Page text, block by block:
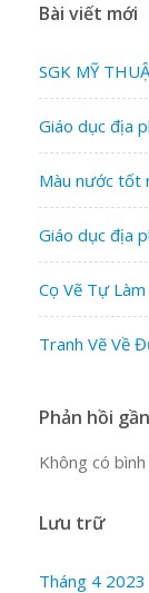
Bài viết mới
SGK MỸ
Giáo dục địa
Màu nước tốt
Giáo dục địa
Cọ Vẽ Tự Làm
Tranh Vẽ Về
Phản hồi
Không có
Lưu trữ
Tháng 4 2023